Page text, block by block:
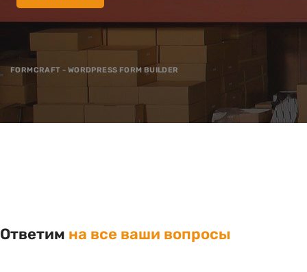
FORMCRAFT - WORDPRESS FORM BUILDER
Ответим на все ваши вопросы